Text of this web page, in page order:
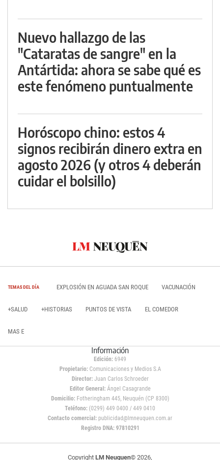
Nuevo hallazgo de las
"Cataratas de sangre" en la
Antártida: ahora se sabe qué es
este fenómeno puntualmente
Horóscopo chino: estos 4
signos recibirán dinero extra en
agosto 2026 (y otros 4 deberán
cuidar el bolsillo)
TEMAS DEL DÍA EXPLOSIÓN EN AGUADA SAN ROQUE VACUNACIÓN
+SALUD +HISTORIAS PUNTOS DE VISTA EL COMEDOR
MAS E
Información
Edición: 6949
Propietario:Comunicaciones y Medios S.A
Director: Juan Carlos Schroeder
Editor General:Ángel Casagrande
Domicilio:Fotheringham 445, Neuquén (CP 8300)
Teléfono: (0299) 449 0400 / 449 0410
Contacto comercial: publicidad@lmneuquen.com.ar
Registro DNA: 97810291
Copyright LM Neuquen© 2026,